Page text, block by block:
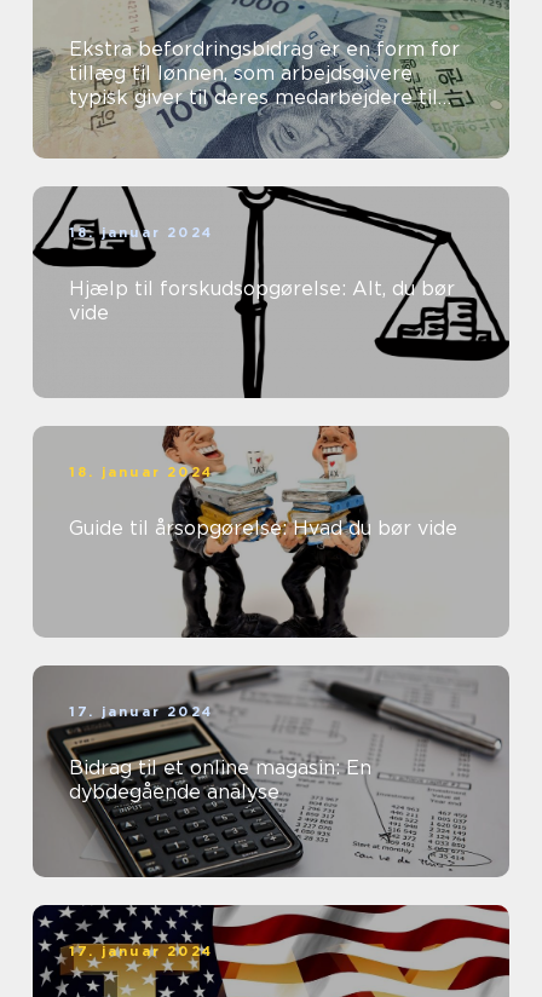
Ekstra befordringsbidrag er en form for
tillæg til lønnen, som arbejdsgivere
typisk giver til deres medarbejdere til
dækning af transportomkostninger ...
18. januar 2024
Hjælp til forskudsopgørelse: Alt, du bør
vide
18. januar 2024
Guide til årsopgørelse: Hvad du bør vide
17. januar 2024
Bidrag til et online magasin: En
dybdegående analyse
17. januar 2024